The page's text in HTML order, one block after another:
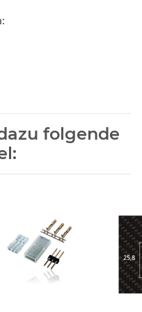
folgende